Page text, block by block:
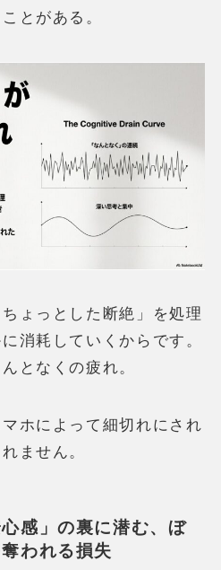
とがある。
ょっとした断絶」を処理
消耗していくからです。
となくの疲れ。
ホによって細切れにされ
ません。
心感」の裏に潜む、ぼ
われる損失